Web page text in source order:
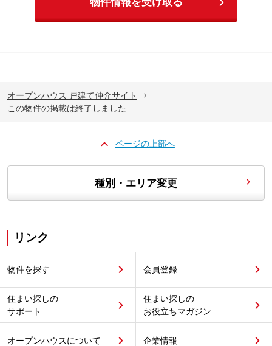
物件情報を受け取る
オープンハウス 戸建て仲介サイト
この物件の掲載は終了しました
ページの上部へ
種別・エリア変更
リンク
物件を探す 会員登録
住まい探しの
サポート
住まい探しの
お役立ちマガジン
オープンハウスについて 企業情報